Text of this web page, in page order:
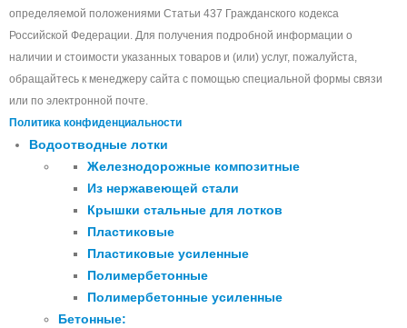
определяемой положениями Статьи 437 Гражданского кодекса
Российской Федерации. Для получения подробной информации о
наличии и стоимости указанных товаров и (или) услуг, пожалуйста,
обращайтесь к менеджеру сайта с помощью специальной формы связи
или по электронной почте.
Политика конфиденциальности
Водоотводные лотки
Железнодорожные композитные
Из нержавеющей стали
Крышки стальные для лотков
Пластиковые
Пластиковые усиленные
Полимербетонные
Полимербетонные усиленные
Бетонные: